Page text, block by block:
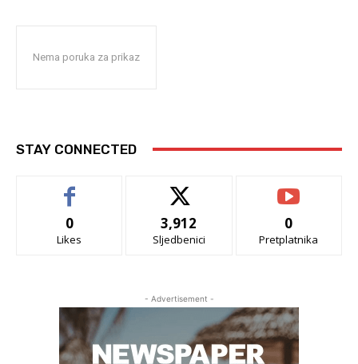
Nema poruka za prikaz
STAY CONNECTED
0
Likes
3,912
Sljedbenici
0
Pretplatnika
- Advertisement -